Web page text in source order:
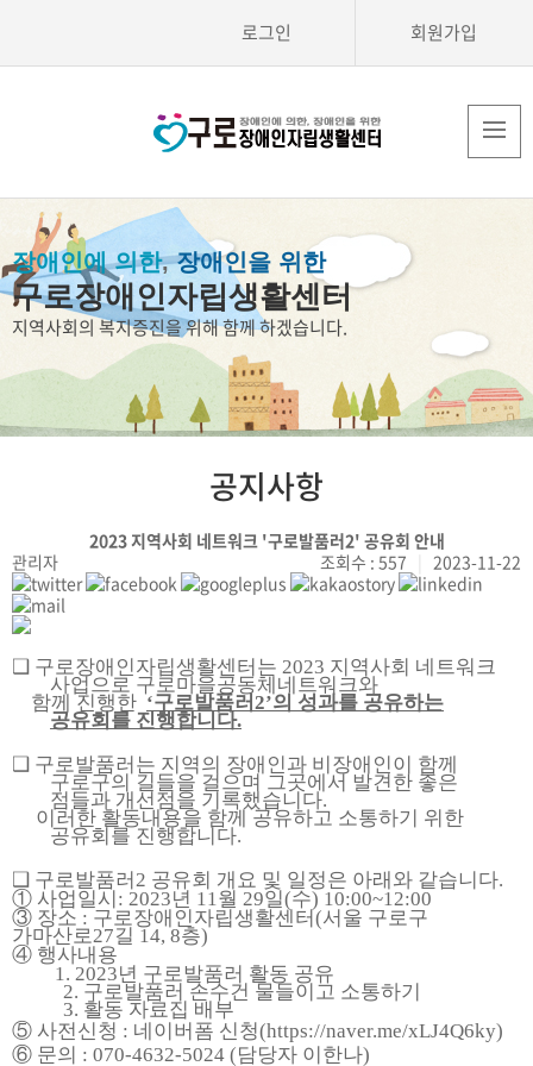
로그인 회원가입
장애인에 의한,장애인을 위한
구로장애인자립생활센터
지역사회의 복지증진을 위해 함께 하겠습니다.
공지사항
2023 지역사회 네트워크 '구로발품러2' 공유회 안내
관리자
조회수 : 557 2023-11-22
❑ 구로장애인자립생활센터 는 2023 지역사회 네트워크
사업으로 구로마을공동체네트워크와
함께 진행한 ‘구로발품러 2’의 성과를 공유하는
공유회를 진행합니다.
❑ 구로발품러는 지역의 장애인과 비장애인이 함께
구로구의 길들을 걸으며 그곳에서 발견한 좋은
점들과 개선점을 기록했습니다.
이러한 활동내용을 함께 공유하고 소통하기 위한
공유회를 진행합니다.
❑ 구로발품러2 공유회 개요 및 일정은 아래와 같습니다.
① 사업일시 : 2023년 11월 29일(수) 10:00~12:00
③ 장소 : 구로장애인자립생활센터(서울 구로구
가마산로27길 14, 8층)
④ 행사내용
1. 2023년 구로발품러 활동 공유
2. 구로발품러 손수건 물들이고 소통하기
3. 활동 자료집 배부
⑤ 사전신청 : 네이버폼 신청(https://naver.me/xLJ4Q6ky)
⑥ 문의 : 070-4632-5024 (담당자 이한나)